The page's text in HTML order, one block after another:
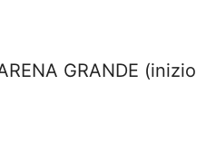
GRANDE (inizio